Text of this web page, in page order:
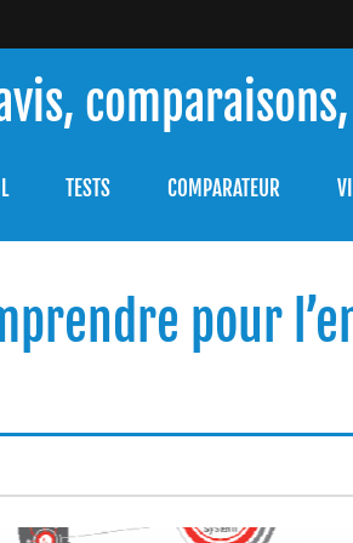
TESTS COMPARATEUR
pour